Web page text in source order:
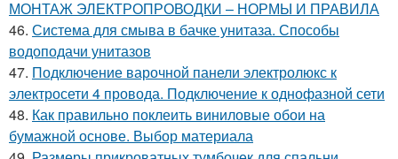
МОНТАЖ ЭЛЕКТРОПРОВОДКИ – НОРМЫ И ПРАВИЛА
46. Система для смыва в бачке унитаза. Способы
водоподачи унитазов
47. Подключение варочной панели электролюкс к
электросети 4 провода. Подключение к однофазной сети
48. Как правильно поклеить виниловые обои на
бумажной основе. Выбор материала